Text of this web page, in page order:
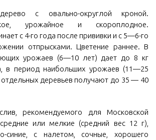
с овально-округлой кроной.
урожайное и скороплодное.
с 4-го года после прививки и с 5—6-го
отпрысками. Цветение раннее. В
урожаев (6—10 лет) дает до 8 кг
в период наибольших урожаев (11—25
деревьев получают до 35 — 40
рекомендуемого для Московской
или мелкие (средний вес 12 г),
синие, с налетом, сочные, хорошего